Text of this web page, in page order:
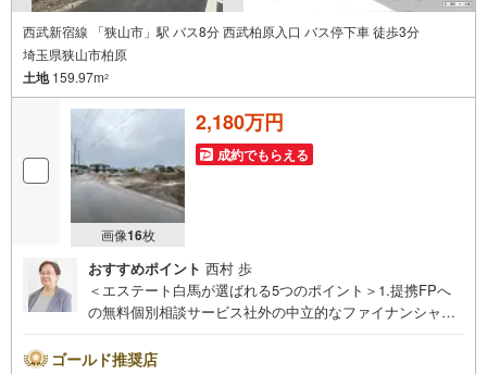
西武新宿線 「狭山市」駅 バス8分 西武柏原入口 バス停下車 徒歩3分
埼玉県狭山市柏原
土地159.97m2
画像16枚
2,180万円
成約でもらえる
おすすめポイント 西村 歩
＜エステート白馬が選ばれる5つのポイント＞1.提携FPへ
の無料個別相談サービス社外の中立的なファイナンシャル
や学費等も含めてシミュレーションをご提案できます2.物
ゴールド推奨店